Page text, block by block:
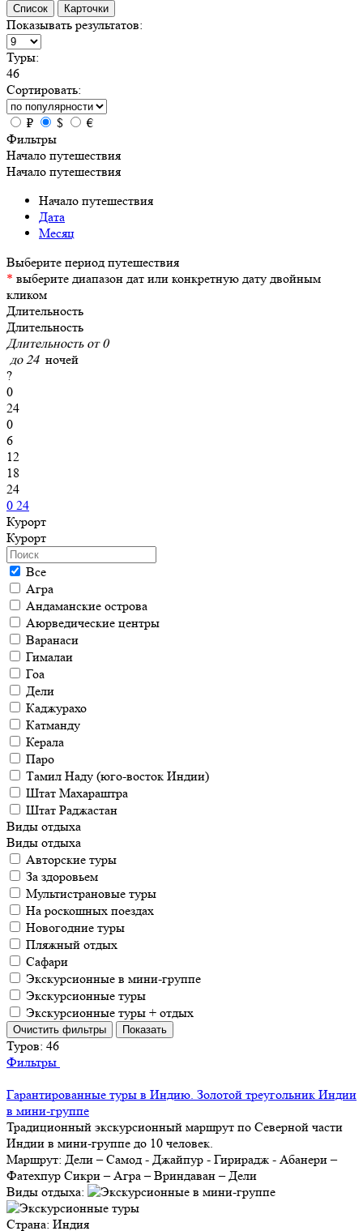
Список Карточки
Показывать результатов:
Туры:
46
Сортировать:
₽ $
€
Фильтры
Начало путешествия
Начало путешествия
Начало путешествия
Дата
Месяц
* выберите диапазон дат или конкретную дату двойным
кликом
Длительность
Длительность
Длительность от0
до24 ночей
?
0
24
0
6
12
18
24
0 24
Курорт
Курорт
Все
Агра
Андаманские острова
Аюрведические центры
Варанаси
Гималаи
Гоа
Дели
Каджурахо
Катманду
Керала
Паро
Тамил Наду (юго-восток Индии)
Штат Махараштра
Штат Раджастан
Виды отдыха
Виды отдыха
Авторские туры
За здоровьем
Мультистрановые туры
На роскошных поездах
Новогодние туры
Пляжный отдых
Сафари
Экскурсионные в мини-группе
Экскурсионные туры
Экскурсионные туры + отдых
Туров: 46
Фильтры
Гарантированные туры в Индию. Золотой треугольник Индии
в мини-группе
Традиционный экскурсионный маршрут по Северной части
Индии в мини-группе до 10 человек.
Маршрут: Дели – Самод - Джайпур - Гирирадж - Абанери –
Фатехпур Сикри – Агра – Вриндаван – Дели
Виды отдыха:
Страна: Индия